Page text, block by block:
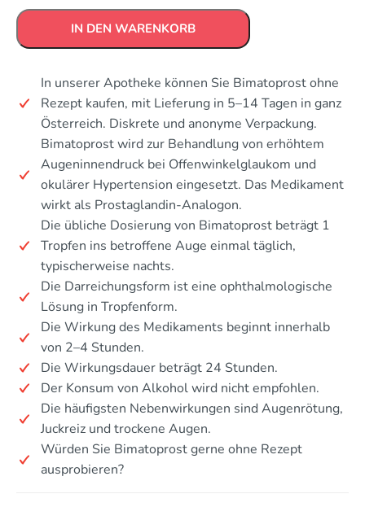
IN DEN WARENKORB
In unserer Apotheke können Sie Bimatoprost ohne
Rezept kaufen, mit Lieferung in 5–14 Tagen in ganz
Österreich. Diskrete und anonyme Verpackung.
Bimatoprost wird zur Behandlung von erhöhtem
Augeninnendruck bei Offenwinkelglaukom und
okulärer Hypertension eingesetzt. Das Medikament
wirkt als Prostaglandin-Analogon.
Die übliche Dosierung von Bimatoprost beträgt 1
Tropfen ins betroffene Auge einmal täglich,
typischerweise nachts.
Die Darreichungsform ist eine ophthalmologische
Lösung in Tropfenform.
Die Wirkung des Medikaments beginnt innerhalb
von 2–4 Stunden.
Die Wirkungsdauer beträgt 24 Stunden.
Der Konsum von Alkohol wird nicht empfohlen.
Die häufigsten Nebenwirkungen sind Augenrötung,
Juckreiz und trockene Augen.
Würden Sie Bimatoprost gerne ohne Rezept
ausprobieren?